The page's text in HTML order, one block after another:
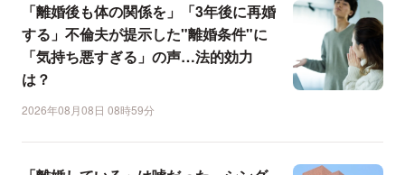
「離婚後も体の関係を」「3年後に再婚
する」不倫夫が提示した"離婚条件"に
「気持ち悪すぎる」の声…法的効力
は？
2026年08月08日 08時59分